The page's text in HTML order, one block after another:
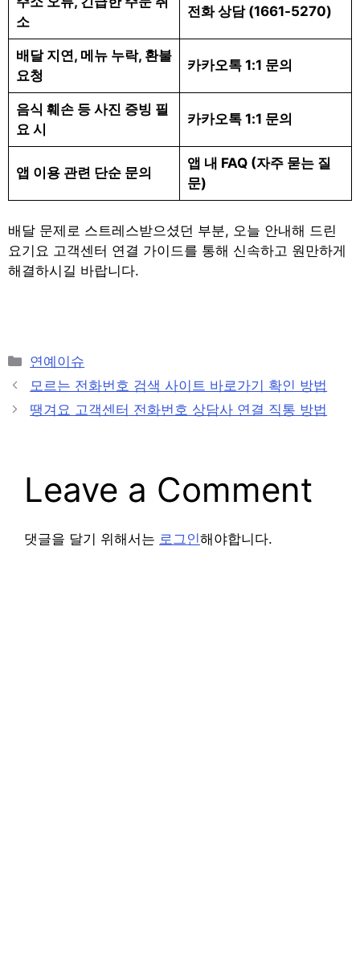
소
전화 상담 (1661-5270)
배달 지연, 메뉴 누락, 환불
요청
카카오톡 1:1 문의
음식 훼손 등 사진 증빙 필
요 시
카카오톡 1:1 문의
앱 이용 관련 단순 문의
앱 내 FAQ (자주 묻는 질
문)
배달 문제로 스트레스받으셨던 부분, 오늘 안내해 드린
요기요 고객센터 연결 가이드를 통해 신속하고 원만하게
해결하시길 바랍니다.
Categories
연예이슈
Post
navigation
모르는 전화번호 검색 사이트 바로가기 확인 방법
땡겨요 고객센터 전화번호 상담사 연결 직통 방법
Leave a Comment
댓글을 달기 위해서는 로그인해야합니다.